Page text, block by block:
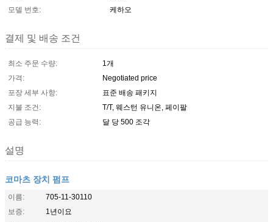
모델 번호:
케하오
결제 및 배송 조건
최소 주문 수량:
1개
가격:
Negotiated price
포장 세부 사항:
표준 배송 패키지
지불 조건:
T/T, 웨스턴 유니온, 페이팔
공급 능력:
달 당 500 조각
설명
코마츠 장치 펌프
이름:
705-11-30110
보증:
1년이요